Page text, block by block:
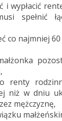
i wypłacić
spełnić
co najmniej 60
niż w dniu
mężczyznę,